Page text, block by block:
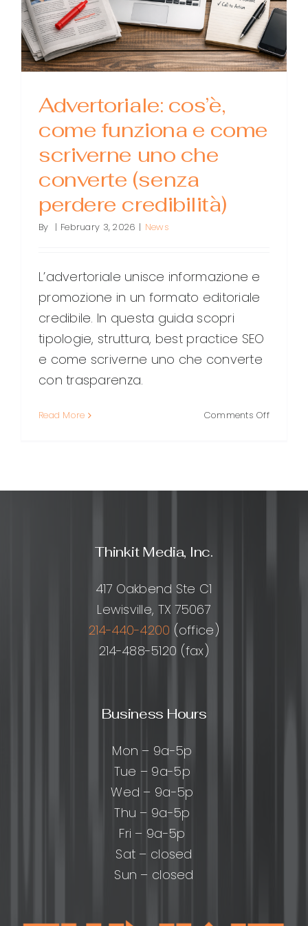
Advertoriale: cos’è,
come funziona e come
scriverne uno che
converte (senza
perdere credibilità)
By | February 3, 2026 | News
L’advertoriale unisce informazione e
promozione in un formato editoriale
credibile. In questa guida scopri
tipologie, struttura, best practice SEO
e come scriverne uno che converte
con trasparenza.
Read More Comments Offon
e
Thinkit Media, Inc.
417 Oakbend Ste C1
Lewisville, TX 75067
214-440-4200 (office)
214-488-5120 (fax)
Business Hours
Mon – 9a-5p
Tue – 9a-5p
Wed – 9a-5p
Thu – 9a-5p
Fri – 9a-5p
Sat – closed
Sun – closed